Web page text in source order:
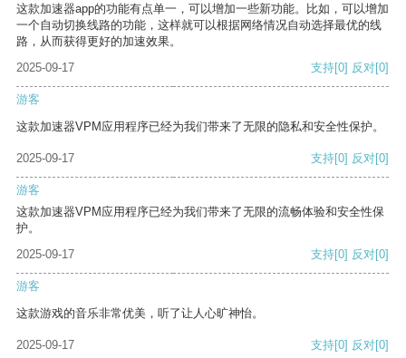
这款加速器app的功能有点单一，可以增加一些新功能。比如，可以增加
一个自动切换线路的功能，这样就可以根据网络情况自动选择最优的线
路，从而获得更好的加速效果。
2025-09-17
支持[0] 反对[0]
游客
这款加速器VPM应用程序已经为我们带来了无限的隐私和安全性保护。
2025-09-17 支持[0] 反对[0]
游客
这款加速器VPM应用程序已经为我们带来了无限的流畅体验和安全性保
护。
2025-09-17
支持[0] 反对[0]
游客
这款游戏的音乐非常优美，听了让人心旷神怡。
2025-09-17 支持[0] 反对[0]